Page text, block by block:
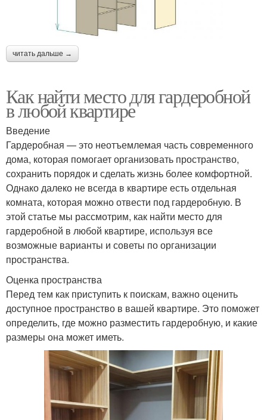
читать дальше →
Как найти место для гардеробной
в любой квартире
Введение
Гардеробная — это неотъемлемая часть современного
дома, которая помогает организовать пространство,
сохранить порядок и сделать жизнь более комфортной.
Однако далеко не всегда в квартире есть отдельная
комната, которая можно отвести под гардеробную. В
этой статье мы рассмотрим, как найти место для
гардеробной в любой квартире, используя все
возможные варианты и советы по организации
пространства.
Оценка пространства
Перед тем как приступить к поискам, важно оценить
доступное пространство в вашей квартире. Это поможет
определить, где можно разместить гардеробную, и какие
размеры она может иметь.